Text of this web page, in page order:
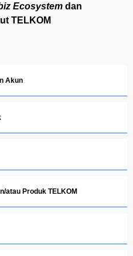
Ecosystem dan
TELKOM
Akun
atau Produk TELKOM